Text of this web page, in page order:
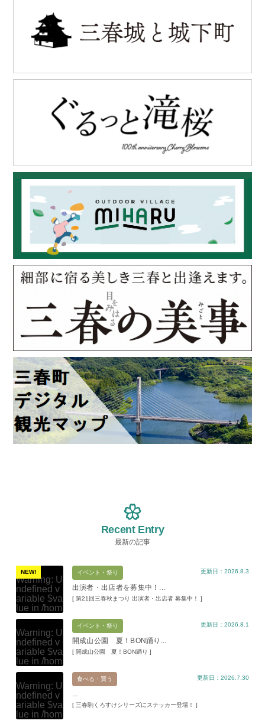
Recent Entry
最新の記事
NEW!
Warning: U
ndefined v
ariable $va
lue in /hom
e/xs11945
9/miharuko
ma.com/pu
blic_html/w
p-content/t
hemes/mih
aru/templat
e-parts/pic
up.phpon l
ine19
Warning: A
イベント・祭り
出演者・出店者を募集中！...
[ 第21回三春秋まつり 出演者・出店者 募集中！ ]
更新日：2026.8.3
Warning: U
ndefined v
ariable $va
lue in /hom
e/xs11945
9/miharuko
ma.com/pu
blic_html/w
p-content/t
hemes/mih
イベント・祭り
開成山公園 夏！BON踊り...
[ 開成山公園 夏！BON踊り ]
更新日：2026.8.1
Warning: U
ndefined v
ariable $va
lue in /hom
食べる・買う
[ 三春駒くろすけシリーズにステッカー登場！ ]
更新日：2026.7.30